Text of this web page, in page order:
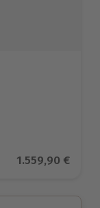
Aktueller Preis
1.559,90 €